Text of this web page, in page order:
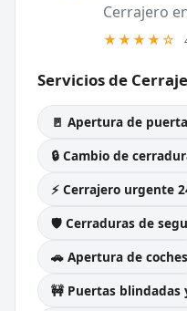
Cerrajero
★★★★☆
Servicios de
🚪 Apertura de
🔒 Cambio de
⚡ Cerrajero urgente
🛡️ Cerraduras de
🚗 Apertura de coches
🚧 Puertas blindadas